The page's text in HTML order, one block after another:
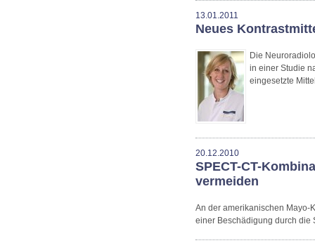
13.01.2011
Neues
Die
in einer Studie
eingesetzte
20.12.2010
SPECT-CT-
vermeiden
An der amerikanischen Mayo-
einer Beschädigung durch